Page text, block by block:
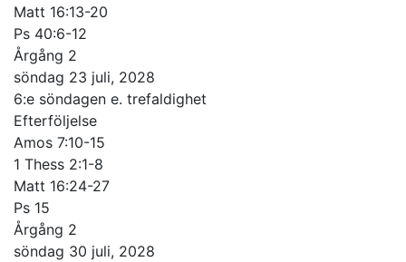
Matt 16:13-20
Ps 40:6-12
Årgång 2
söndag 23 juli, 2028
6:e söndagen e. trefaldighet
Efterföljelse
Amos 7:10-15
1 Thess 2:1-8
Matt 16:24-27
Ps 15
Årgång 2
söndag 30 juli, 2028